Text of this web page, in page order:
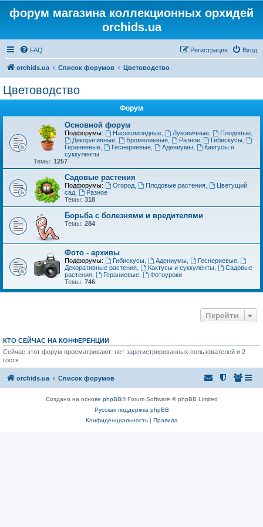
форум магазина коллекционных орхидей
orchids.ua
FAQ Вход
Регистрация
orchids.ua Список форумов Цветоводство
Цветоводство
Форум
Основной форум
Подфорумы: Насекомоядные, Луковичные, Плодовые,
Декоративные, Бромелиевые, Разное, Гибискусы
Гераниевые
Геснериевые, Адениумы,
Кактусы и
суккуленты
Темы: 1257
Садовые растения
Подфорумы: Огород, Плодовые растения,
Цветущий
сад
Разное
Темы: 318
Борьба с болезнями и вредителями
Темы: 284
Фото - архивы
Подфорумы: Гибискусы, Адениумы, Геснериевые,
Декоративные растения
Кактусы и суккуленты,
Садовые
растения
Гераниевые,
Фотоуроки
Темы: 746
Перейти
КТО СЕЙЧАС НА КОНФЕРЕНЦИИ
Сейчас этот форум просматривают: нет зарегистрированных пользователей и 2
гостя
orchids.ua Список форумов
Создано на основе phpBB® Forum Software © phpBB Limited
Русская поддержка phpBB
Конфиденциальность| Правила